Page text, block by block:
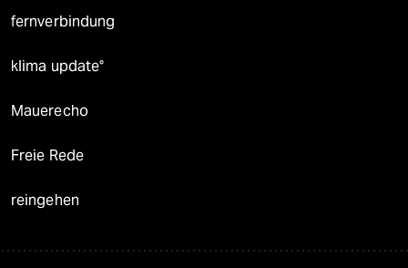
fernverbindung
klima update°
Mauerecho
Freie Rede
reingehen